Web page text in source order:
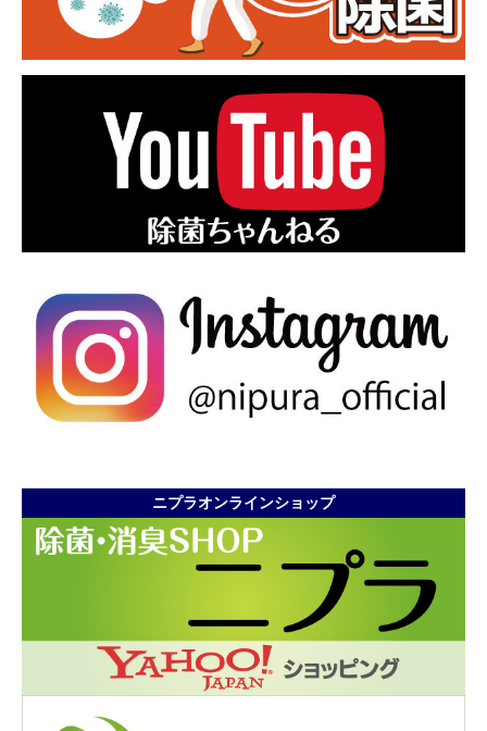
ニプラオンラインショップ